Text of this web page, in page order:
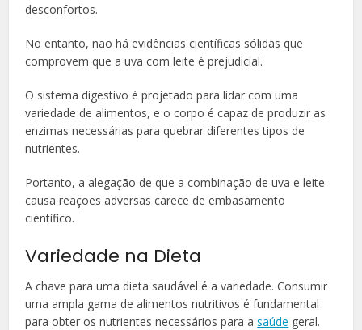
desconfortos.
No entanto, não há evidências científicas sólidas que
comprovem que a uva com leite é prejudicial.
O sistema digestivo é projetado para lidar com uma
variedade de alimentos, e o corpo é capaz de produzir as
enzimas necessárias para quebrar diferentes tipos de
nutrientes.
Portanto, a alegação de que a combinação de uva e leite
causa reações adversas carece de embasamento
científico.
Variedade na Dieta
A chave para uma dieta saudável é a variedade. Consumir
uma ampla gama de alimentos nutritivos é fundamental
para obter os nutrientes necessários para asaúde geral.